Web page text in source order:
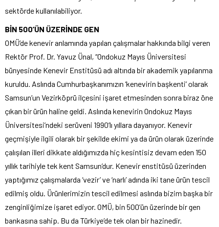
sektörde kullanılabiliyor.
BİN 500’ÜN ÜZERİNDE GEN
OMÜ’de kenevir anlamında yapılan çalışmalar hakkında bilgi veren
Rektör Prof. Dr. Yavuz Ünal, “Ondokuz Mayıs Üniversitesi
bünyesinde Kenevir Enstitüsü adı altında bir akademik yapılanma
kuruldu. Aslında Cumhurbaşkanımızın ‘kenevirin başkenti’ olarak
Samsun’un Vezirköprü ilçesini işaret etmesinden sonra biraz öne
çıkan bir ürün haline geldi. Aslında kenevirin Ondokuz Mayıs
Üniversitesi’ndeki serüveni 1990’lı yıllara dayanıyor. Kenevir
geçmişiyle ilgili olarak bir şekilde ekimi ya da ürün olarak üzerinde
çalışılan illeri dikkate aldığımızda hiç kesintisiz devam eden 150
yıllık tarihiyle tek kent Samsun’dur. Kenevir enstitüsü üzerinden
yaptığımız çalışmalarda ‘vezir’ ve ‘narlı’ adında iki tane ürün tescil
edilmiş oldu. Ürünlerimizin tescil edilmesi aslında bizim başka bir
zenginliğimize işaret ediyor. OMÜ, bin 500’ün üzerinde bir gen
bankasına sahip. Bu da Türkiye’de tek olan bir hazinedir.